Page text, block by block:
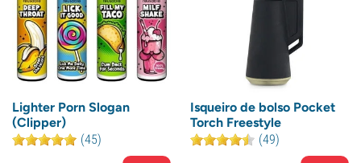
Lighter Porn Slogan
(Clipper)
(45)
Isqueiro de bolso Pocket
Torch Freestyle
(49)